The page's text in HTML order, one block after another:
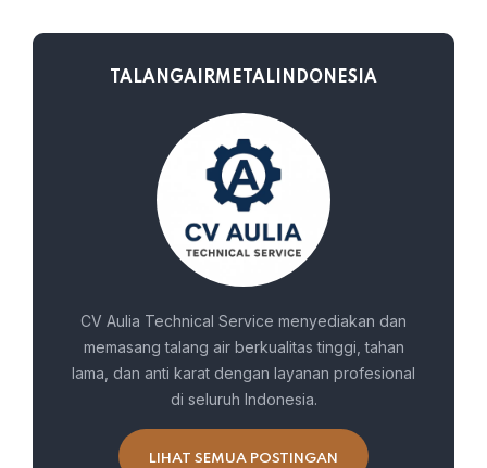
TALANGAIRMETALINDONESIA
CV Aulia Technical Service menyediakan dan
memasang talang air berkualitas tinggi, tahan
lama, dan anti karat dengan layanan profesional
di seluruh Indonesia.
LIHAT SEMUA POSTINGAN